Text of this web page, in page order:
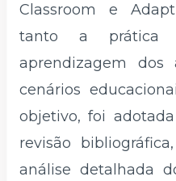
Classroom e
tanto a prática
aprendizagem dos
cenários
objetivo, foi
revisão
análise detalhada